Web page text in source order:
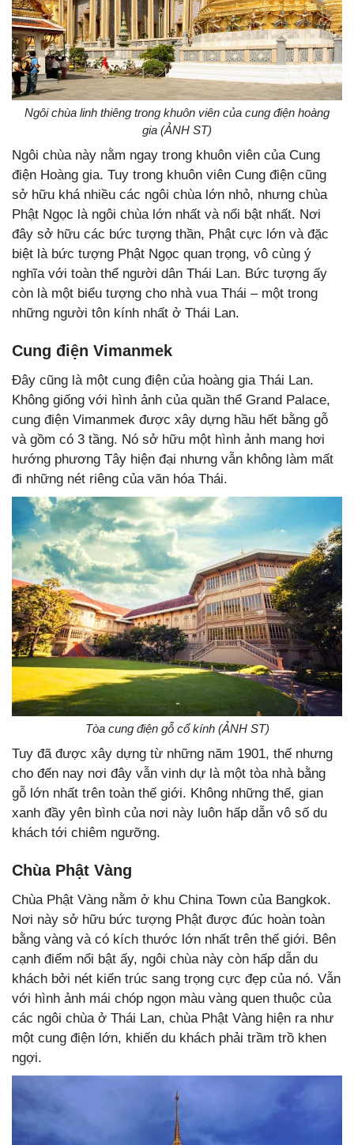
Ngôi chùa linh thiêng trong khuôn viên của cung điện hoàng
gia (ẢNH ST)
Ngôi chùa này nằm ngay trong khuôn viên của Cung
điện Hoàng gia. Tuy trong khuôn viên Cung điện cũng
sở hữu khá nhiều các ngôi chùa lớn nhỏ, nhưng chùa
Phật Ngọc là ngôi chùa lớn nhất và nổi bật nhất. Nơi
đây sở hữu các bức tượng thần, Phật cực lớn và đặc
biệt là bức tượng Phật Ngọc quan trọng, vô cùng ý
nghĩa với toàn thể người dân Thái Lan. Bức tượng ấy
còn là một biểu tượng cho nhà vua Thái – một trong
những người tôn kính nhất ở Thái Lan.
Cung điện Vimanmek
Đây cũng là một cung điện của hoàng gia Thái Lan.
Không giống với hình ảnh của quần thể Grand Palace,
cung điện Vimanmek được xây dựng hầu hết bằng gỗ
và gồm có 3 tầng. Nó sở hữu một hình ảnh mang hơi
hướng phương Tây hiện đại nhưng vẫn không làm mất
đi những nét riêng của văn hóa Thái.
Tòa cung điện gỗ cổ kính (ẢNH ST)
Tuy đã được xây dựng từ những năm 1901, thế nhưng
cho đến nay nơi đây vẫn vinh dự là một tòa nhà bằng
gỗ lớn nhất trên toàn thế giới. Không những thế, gian
xanh đầy yên bình của nơi này luôn hấp dẫn vô số du
khách tới chiêm ngưỡng.
Chùa Phật Vàng
Chùa Phật Vàng nằm ở khu China Town của Bangkok.
Nơi này sở hữu bức tượng Phật được đúc hoàn toàn
bằng vàng và có kích thước lớn nhất trên thế giới. Bên
cạnh điểm nổi bật ấy, ngôi chùa này còn hấp dẫn du
khách bởi nét kiến trúc sang trọng cực đẹp của nó. Vẫn
với hình ảnh mái chóp ngọn màu vàng quen thuộc của
các ngôi chùa ở Thái Lan, chùa Phật Vàng hiện ra như
một cung điện lớn, khiến du khách phải trầm trồ khen
ngợi.